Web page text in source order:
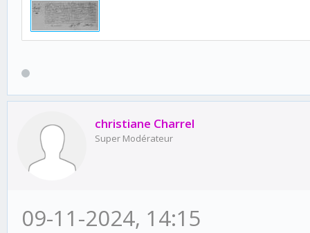
christiane Charrel
Super Modérateur
09-11-2024, 14:15